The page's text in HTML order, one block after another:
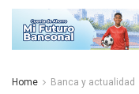
Home Banca y actualidad